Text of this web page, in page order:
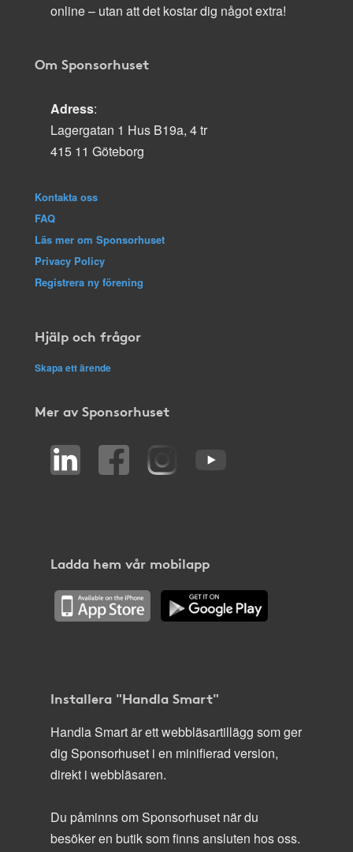
online – utan att det kostar dig något extra!
Om Sponsorhuset
Adress:
Lagergatan 1 Hus B19a, 4 tr
415 11 Göteborg
Kontakta oss
FAQ
Läs mer om Sponsorhuset
Privacy Policy
Registrera ny förening
Hjälp och frågor
Skapa ett ärende
Mer av Sponsorhuset
Ladda hem vår mobilapp
Installera "Handla Smart"
Handla Smart är ett webbläsartillägg som ger
dig Sponsorhuset i en minifierad version,
direkt i webbläsaren.
Du påminns om Sponsorhuset när du
besöker en butik som finns ansluten hos oss.